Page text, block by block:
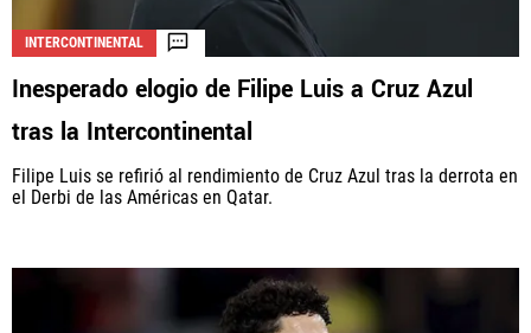
INTERCONTINENTAL
Inesperado elogio de Filipe Luis a Cruz Azul
tras la Intercontinental
Filipe Luis se refirió al rendimiento de Cruz Azul tras la derrota en
el Derbi de las Américas en Qatar.